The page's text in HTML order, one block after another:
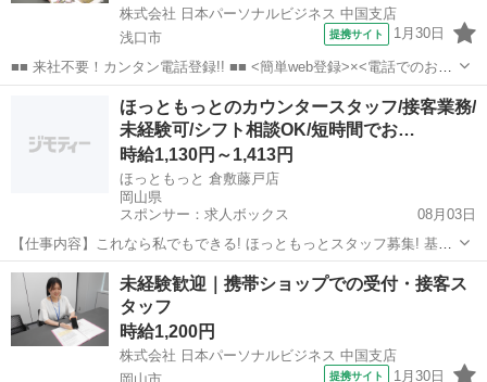
株式会社 日本パーソナルビジネス 中国支店
浅口市
提携サイト 1月30日
■■ 来社不要！カンタン電話登録!! ■■ <簡単web登録>×<電話でのお仕
事紹介> で、来社なくお仕事探しが可能です♪ 基本情報を入力したら
電話で希望を伝えるだけでOK★ 営業、ラウンダー、事務のお仕事も
あります♪ ご希...
ほっともっとのカウンタースタッフ/接客業務/
未経験可/シフト相談OK/短時間でお…
時給1,130円～1,413円
ほっともっと 倉敷藤戸店
岡山県
スポンサー：求人ボックス
08月03日
【仕事内容】これなら私でもできる! ほっともっとスタッフ募集! 基本
業務は… カウンターで注文を受ける 調理スタッフに伝える お客様に
お渡しする 覚えやすさには自信あり 初めての方でも安心して働けま
す! 働きたい時間を選べる 適度...
アルバイト・パート
未経験歓迎｜携帯ショップでの受付・接客ス
タッフ
時給1,200円
株式会社 日本パーソナルビジネス 中国支店
提携サイト 1月30日